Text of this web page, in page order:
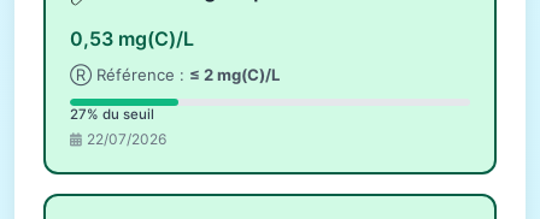
0,53 mg(C)/L
Ⓡ Référence : ≤ 2 mg(C)/L
27% du seuil
22/07/2026